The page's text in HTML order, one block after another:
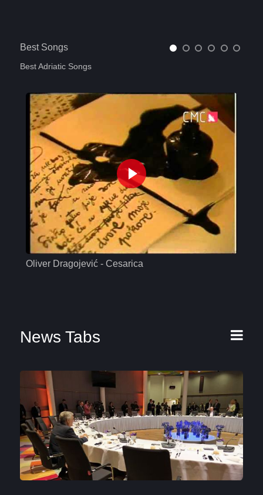
Best Songs
Best Adriatic Songs
Oliver Dragojević - Cesarica
News Tabs